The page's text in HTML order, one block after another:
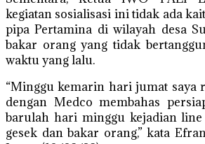
kegiatan sosialisasi ini tidak ada
pipa Pertamina di wilayah desa
bakar orang yang tidak
waktu yang lalu.
“Minggu kemarin hari jumat saya
dengan Medco membahas
barulah hari minggu kejadian
gesek dan bakar orang,” kata